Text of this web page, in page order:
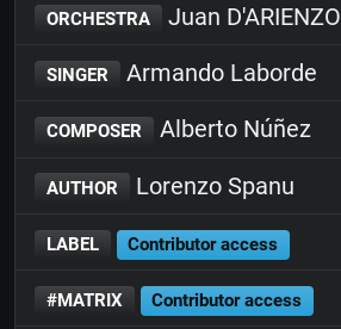
ORCHESTRA Juan D'ARIENZO
SINGER Armando Laborde
COMPOSER Alberto Núñez
AUTHOR Lorenzo Spanu
LABEL Contributor access
#MATRIX Contributor access